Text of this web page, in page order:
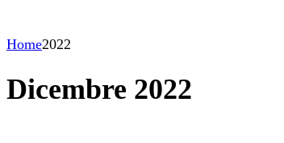
Home2022
Dicembre 2022